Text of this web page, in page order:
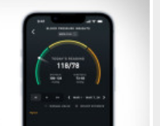
SPÁNEK
ÚNIK